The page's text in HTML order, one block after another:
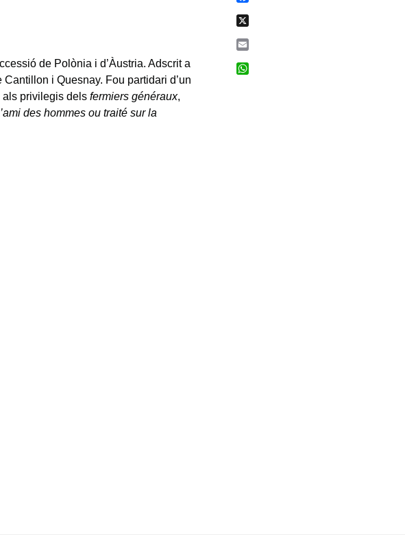
de Polònia i d’Àustria. Adscrit a
i Quesnay. Fou partidari d’un
als privilegis delsfermiers généraux,
des hommes ou traité sur la